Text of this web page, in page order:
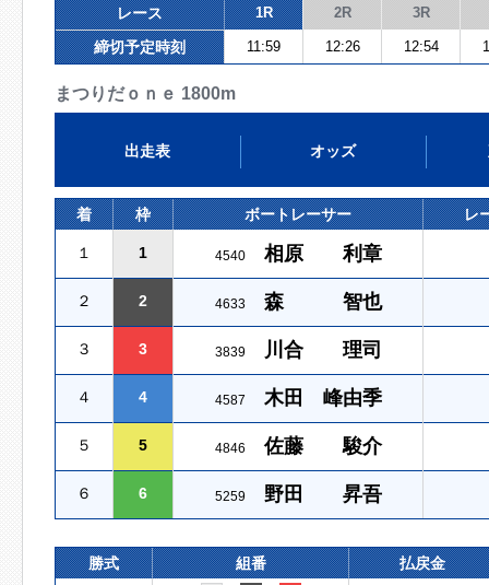
レース 1R 2R 3R
締切予定時刻 11:59 12:26 12:54
まつりだｏｎｅ 1800m
出走表 オッズ
着 枠 ボートレーサー レ
１ 1 4540 相原 利章
２ 2 4633 森 智也
３ 3 3839 川合 理司
４ 4 4587 木田 峰由季
５ 5 4846 佐藤 駿介
６ 6 5259 野田 昇吾
勝式 組番 払戻金